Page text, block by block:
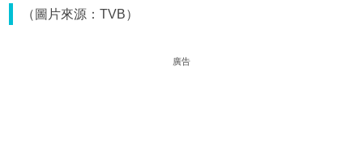
（圖片來源：TVB）
廣告